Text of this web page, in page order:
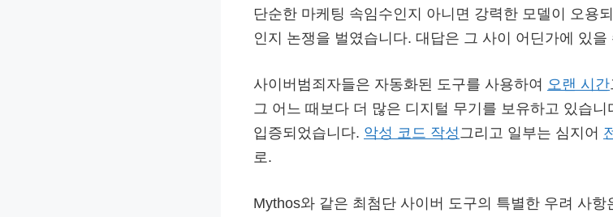
단순한 마케팅 속임수인지 아니면 강력한 모델이 오용
인지 논쟁을 벌였습니다. 대답은 그 사이 어딘가에 있을
사이버범죄자들은 ​​자동화된 도구를 사용하여 오랜 시간
그 어느 때보다 더 많은 디지털 무기를 보유하고 있습
입증되었습니다. 악성 코드 작성 그리고 일부는 심지어
로.
Mythos와 같은 최첨단 사이버 도구의 특별한 우려 사